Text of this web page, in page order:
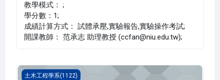
教學模式： ;
學分數：1;
成績計算方式： 試體承壓,實驗報告,實驗操作考試;
開課教師： 范承志 助理教授 (ccfan@niu.edu.tw);
測量學(1122_B2CE000132B)
土木工程學系(1122)